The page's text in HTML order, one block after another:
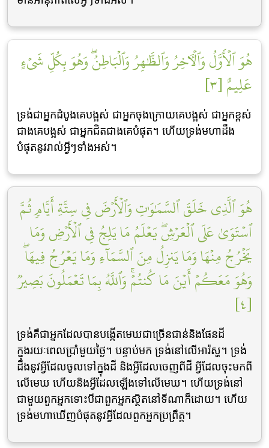
هُوَ ٱلۡأَوَّلُ وَٱلۡأٓخِرُ وَٱلظَّٰهِرُ وَٱلۡبَاطِنُۖ وَهُوَ بِكُلِّ شَيۡءٍ
عَلِيمٌ [٣]
ទ្រង់ជាអ្នកដំបូងគេបង្អស់ ជាអ្នកចុងក្រោយគេបង្អស់ ជាអ្នកខ្ពស់
ជាងគេបង្អស់ ជាអ្នកជិតជាងគេបំផុត។ ហើយទ្រង់មហាដឹង
បំផុតនូវរាល់អ្វីៗទាំងអស់។
هُوَ ٱلَّذِي خَلَقَ ٱلسَّمَٰوَٰتِ وَٱلۡأَرۡضَ فِي سِتَّةِ أَيَّامٖ ثُمَّ
ٱسۡتَوَىٰ عَلَى ٱلۡعَرۡشِۖ يَعۡلَمُ مَا يَلِجُ فِي ٱلۡأَرۡضِ وَمَا
يَخۡرُجُ مِنۡهَا وَمَا يَنزِلُ مِنَ ٱلسَّمَآءِ وَمَا يَعۡرُجُ فِيهَاۖ
وَهُوَ مَعَكُمۡ أَيۡنَ مَا كُنتُمۡۚ وَٱللَّهُ بِمَا تَعۡمَلُونَ بَصِيرٞ
[٤]
ទ្រង់គឺជាអ្នកដែលបានបង្កើតមេឃជាច្រើនជាន់និងផែនដី
ក្នុងរយៈពេលប្រាំមួយថ្ងៃ។ បន្ទាប់មក ទ្រង់នៅលើអារ៉ស្ហ។ ទ្រង់
ដឹងនូវអ្វីដែលចូលទៅក្នុងដី និងអ្វីដែលចេញពីដី អ្វីដែលចុះមកពី
លើមេឃ ហើយនិងអ្វីដែលឡើងទៅលើមេឃ។ ហើយទ្រង់នៅ
ជាមួយពួកអ្នកទោះបីជាពួកអ្នកស្ថិតនៅទីណាក៏ដោយ។ ហើយ
ទ្រង់មហាឃើញបំផុតនូវអ្វីដែលពួកអ្នកប្រព្រឹត្ត។